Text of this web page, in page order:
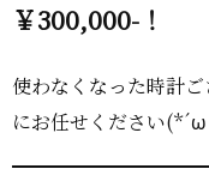
￥300,000-！
使わなくなった時計
にお任せください(*´ω